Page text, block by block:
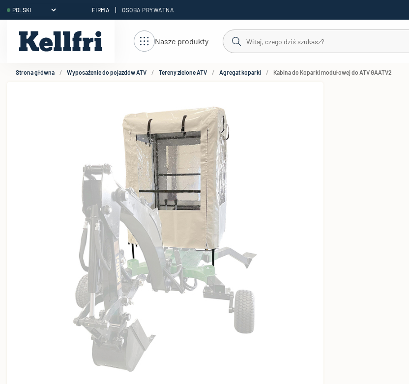
FIRMA | OSOBA PRYWATNA
Nasze produkty
Strona główna Wyposażenie do pojazdów ATV Tereny zielone ATV Agregat koparki Kabina do Koparki modułowej do ATV GAATV2